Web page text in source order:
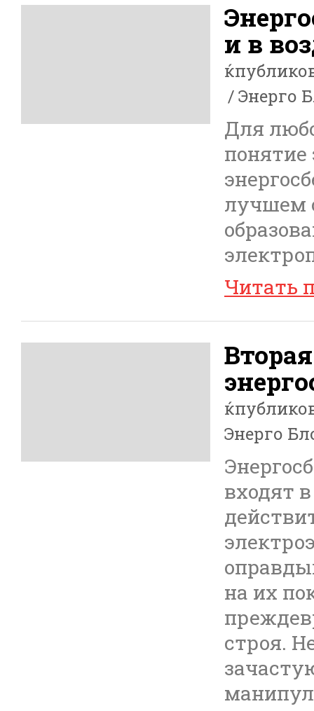
и в
Энерго
Для
понятие
лучшем
Читать
Энерго
входят
на их
строя.